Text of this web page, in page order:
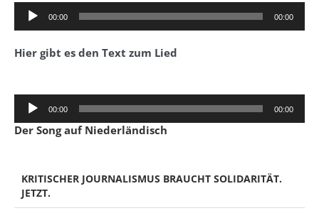
Audio-
Player
00:00 00:00
Hier gibt es den Text zum Lied
Audio-
Player
00:00 00:00
Der Song auf Niederländisch
KRITISCHER JOURNALISMUS BRAUCHT SOLIDARITÄT.
JETZT.